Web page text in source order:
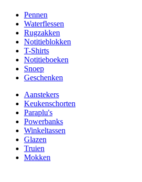
Pennen
Waterflessen
Rugzakken
Notitieblokken
T-Shirts
Notitieboeken
Snoep
Geschenken
Aanstekers
Keukenschorten
Paraplu's
Powerbanks
Winkeltassen
Glazen
Truien
Mokken